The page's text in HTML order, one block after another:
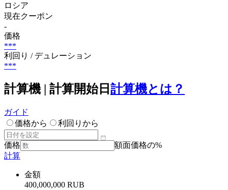
ロシア
現在クーポン
-
価格
***
利回り / デュレーション
***
計算機 | 計算開始日 計算機とは？
ガイド
価格から
利回りから
価格
額面価格の%
計算
金額
400,000,000 RUB